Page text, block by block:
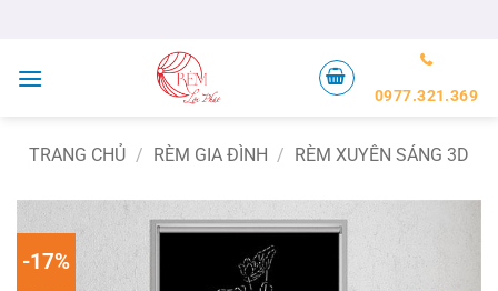
nội
0977.321.369
TRANG CHỦ / RÈM GIA ĐÌNH / RÈM XUYÊN SÁNG 3D
-17%